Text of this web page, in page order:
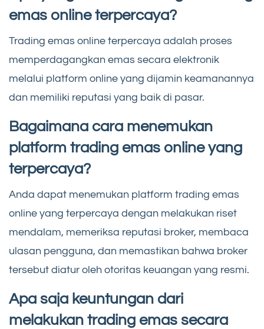
emas online terpercaya?
Trading emas online terpercaya adalah proses
memperdagangkan emas secara elektronik
melalui platform online yang dijamin keamanannya
dan memiliki reputasi yang baik di pasar.
Bagaimana cara menemukan
platform trading emas online yang
terpercaya?
Anda dapat menemukan platform trading emas
online yang terpercaya dengan melakukan riset
mendalam, memeriksa reputasi broker, membaca
ulasan pengguna, dan memastikan bahwa broker
tersebut diatur oleh otoritas keuangan yang resmi.
Apa saja keuntungan dari
melakukan trading emas secara